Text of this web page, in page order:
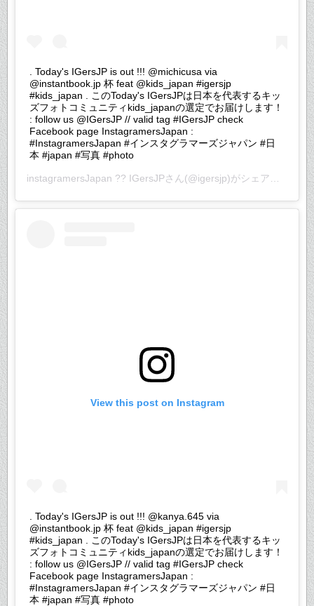
. Today's IGersJP is out !!! @michicusa via
@instantbook.jp 杯 feat @kids_japan #igersjp
#kids_japan . このToday's IGersJPは日本を代表するキッ
ズフォトコミュニティkids_japanの選定でお届けします！
: follow us @IGersJP // valid tag #IGersJP check
Facebook page InstagramersJapan :
#InstagramersJapan #インスタグラマーズジャパン #日
本 #japan #写真 #photo
instagramersJapan ?? IGersJPさん(@igersjp)がシェアした投稿 –
View this post on Instagram
. Today's IGersJP is out !!! @kanya.645 via
@instantbook.jp 杯 feat @kids_japan #igersjp
#kids_japan . このToday's IGersJPは日本を代表するキッ
ズフォトコミュニティkids_japanの選定でお届けします！
: follow us @IGersJP // valid tag #IGersJP check
Facebook page InstagramersJapan :
#InstagramersJapan #インスタグラマーズジャパン #日
本 #japan #写真 #photo